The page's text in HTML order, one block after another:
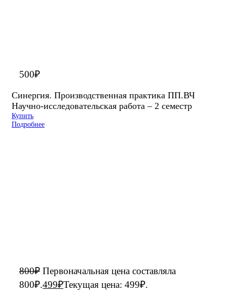
500₽
Синергия. Производственная практика ПП.ВЧ
Научно-исследовательская работа – 2 семестр
Купить
Подробнее
800₽ Первоначальная цена составляла
800₽.499₽Текущая цена: 499₽.